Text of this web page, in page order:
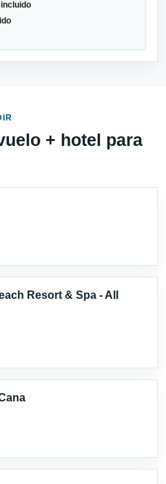
+ hotel para
Resort & Spa - All